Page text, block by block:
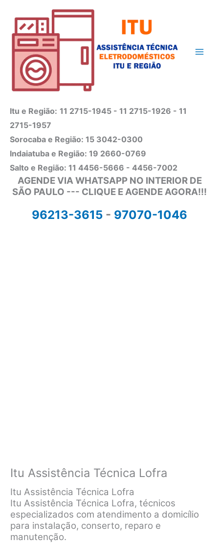
conteúdo
Itu e Região: 11 2715-1945 - 11 2715-1926 - 11
2715-1957
Sorocaba e Região: 15 3042-0300
Indaiatuba e Região: 19 2660-0769
Salto e Região: 11 4456-5666 - 4456-7002
AGENDE VIA WHATSAPP NO INTERIOR DE
SÃO PAULO --- CLIQUE E AGENDE AGORA!!!
96213-3615 - 97070-1046
Itu Assistência Técnica Lofra
Itu Assistência Técnica Lofra
Itu Assistência Técnica Lofra, técnicos
especializados com atendimento a domicílio
para instalação, conserto, reparo e
manutenção.